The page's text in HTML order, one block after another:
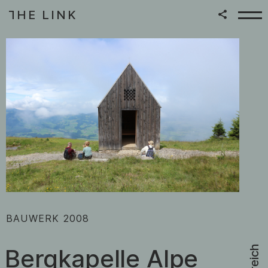
Zum Inhalt springen
T
HE LINK
Bergkapelle Alpe
BAUWERK 2008